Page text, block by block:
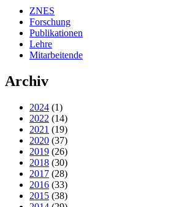
ZNES
Forschung
Publikationen
Lehre
Mitarbeitende
Archiv
2024 (1)
2022 (14)
2021 (19)
2020 (37)
2019 (26)
2018 (30)
2017 (28)
2016 (33)
2015 (38)